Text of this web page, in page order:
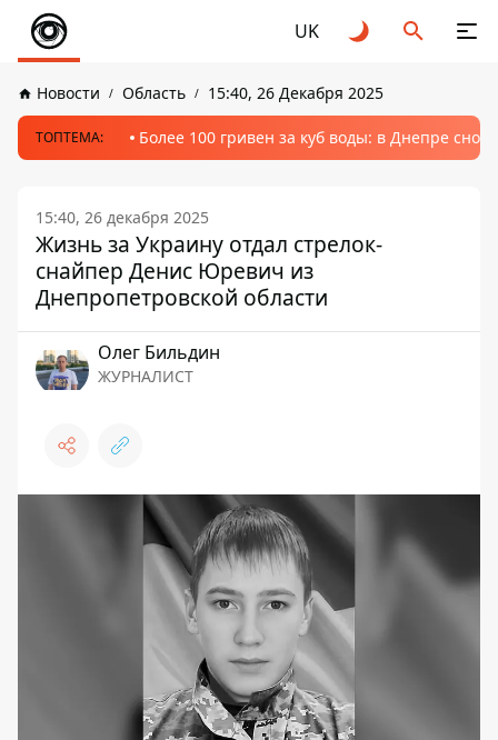
UK
Новости Область 15:40, 26 Декабря 2025
ТОПТЕМА: Более 100 гривен за куб воды: в Днепре
15:40, 26 декабря 2025
Жизнь за Украину отдал стрелок-
снайпер Денис Юревич из
Днепропетровской области
Олег Бильдин
ЖУРНАЛИСТ